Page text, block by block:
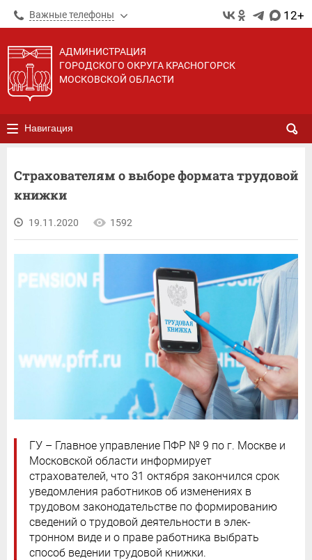
Важные телефоны 12+
АДМИНИСТРАЦИЯ
ГОРОДСКОГО ОКРУГА КРАСНОГОРСК
МОСКОВСКОЙ ОБЛАСТИ
Навигация
Страхователям о выборе формата трудовой
книжки
19.11.2020 1592
ГУ – Главное управление ПФР № 9 по г. Москве и
Московской области информирует
страхователей, что 31 октября закончился срок
уведомления работников об изменениях в
трудовом законодательстве по формированию
сведений о трудовой деятельности в элек-
тронном виде и о праве работника выбрать
способ ведении трудовой книжки.